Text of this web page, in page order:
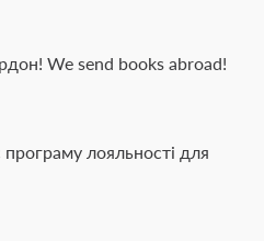
We send books abroad!
лояльності для